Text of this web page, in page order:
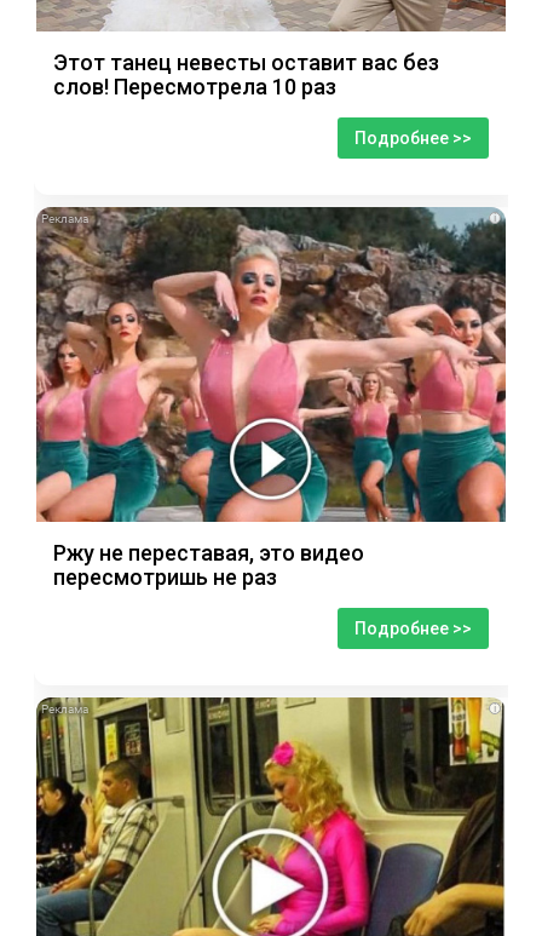
Этот танец невесты оставит вас без
слов! Пересмотрела 10 раз
Подробнее >>
i
Ржу не переставая, это видео
пересмотришь не раз
Подробнее >>
i